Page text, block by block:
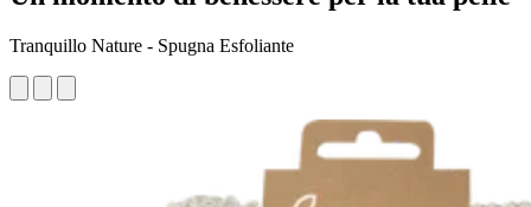
Tranquillo Nature - Spugna Esfoliante